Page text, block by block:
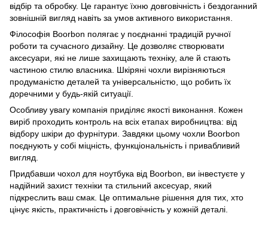
відбір та обробку. Це гарантує їхню довговічність і бездоганний
зовнішній вигляд навіть за умов активного використання.
Філософія Boorbon полягає у поєднанні традицій ручної
роботи та сучасного дизайну. Це дозволяє створювати
аксесуари, які не лише захищають техніку, але й стають
частиною стилю власника. Шкіряні чохли вирізняються
продуманістю деталей та універсальністю, що робить їх
доречними у будь-якій ситуації.
Особливу увагу компанія приділяє якості виконання. Кожен
виріб проходить контроль на всіх етапах виробництва: від
відбору шкіри до фурнітури. Завдяки цьому чохли Boorbon
поєднують у собі міцність, функціональність і привабливий
вигляд.
Придбавши чохол для ноутбука від Boorbon, ви інвестуєте у
надійний захист техніки та стильний аксесуар, який
підкреслить ваш смак. Це оптимальне рішення для тих, хто
цінує якість, практичність і довговічність у кожній деталі.